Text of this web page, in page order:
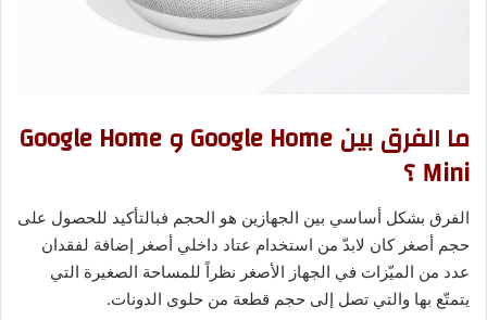
ما الفرق بين Google Home و Google Home
Mini ؟
الفرق بشكل أساسي بين الجهازين هو الحجم فبالتأكيد للحصول على
حجم أصغر كان لابدّ من استخدام عتاد داخلي أصغر إضافة لفقدان
عدد من الميّزات في الجهاز الأصغر نظراً للمساحة الصغيرة التي
يتمتّع بها والتي تصل إلى حجم قطعة من حلوى الدونات.